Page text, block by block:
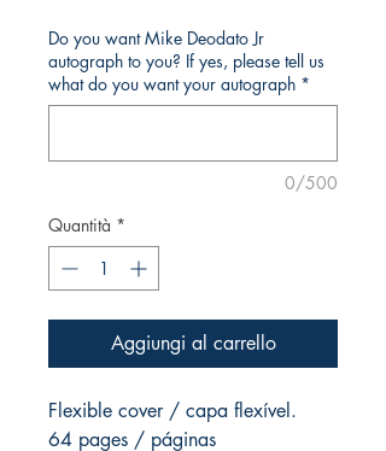
Do you want Mike Deodato Jr
autograph to you? If yes, please tell us
what do you want your autograph *
0/500
Quantità *
Aggiungi al carrello
Flexible cover / capa flexível.
64 pages / páginas